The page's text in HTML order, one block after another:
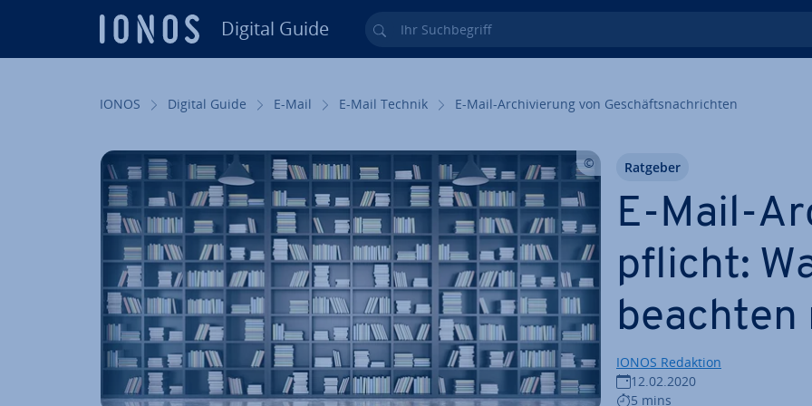
Digital Guide Ihr Such­be­griff
IONOS Digital Guide E-Mail E-Mail Technik E-Mail-Ar­chi­vie­rung von Ge­schäfts­nach­rich­ten
E-Mail-
pflicht:
beachten
IONOS Redaktion
12.02.2020
5 mins
Ratgeber